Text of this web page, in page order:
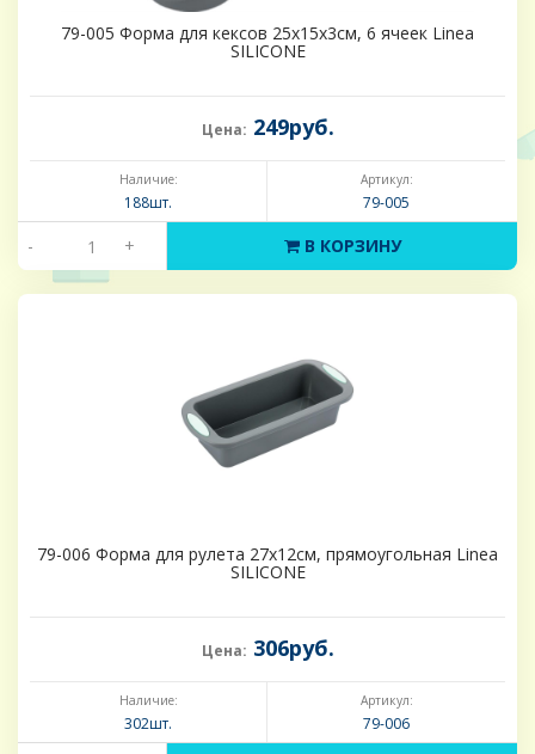
79-005 Форма для кексов 25х15х3см, 6 ячеек Linea
SILICONE
Цена: 249руб.
Наличие:
188шт.
Артикул:
79-005
- + В КОРЗИНУ
79-006 Форма для рулета 27х12см, прямоугольная Linea
SILICONE
Цена: 306руб.
Наличие:
302шт.
Артикул:
79-006